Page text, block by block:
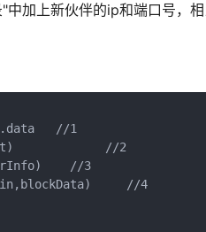
加上新伙伴的ip和端口号，
//1
//2
//3
//4